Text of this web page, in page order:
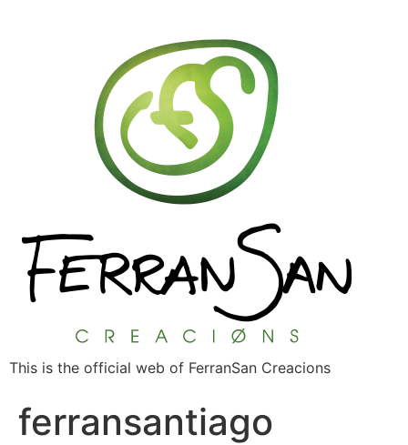
This is the official web of FerranSan Creacions
ferransantiago